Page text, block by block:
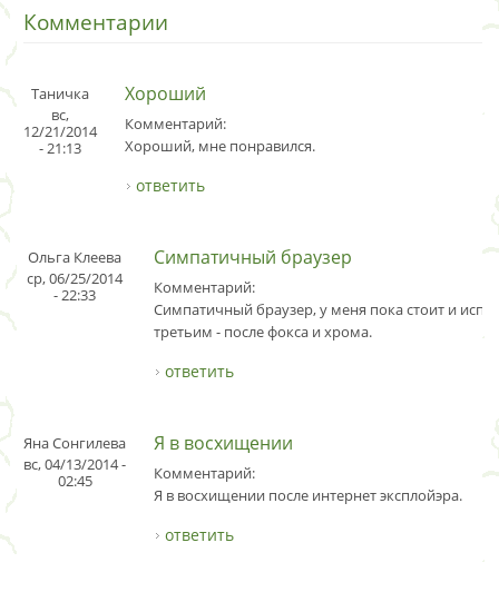
Комментарии
Таничка
вс,
12/21/2014
- 21:13
Хороший
Комментарий:
Хороший, мне понравился.
ответить
Ольга Клеева
ср, 06/25/2014
- 22:33
Симпатичный браузер
Комментарий:
Симпатичный браузер, у меня пока стоит и
третьим - после фокса и хрома.
ответить
Яна Сонгилева
вс, 04/13/2014 -
02:45
Я в восхищении
Комментарий:
Я в восхищении после интернет эксплойэра.
ответить